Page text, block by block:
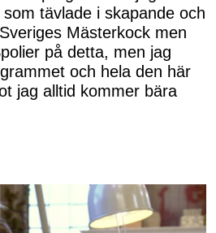
tävlade i skapande och
Mästerkock men
på detta, men jag
och hela den här
jag alltid kommer bära